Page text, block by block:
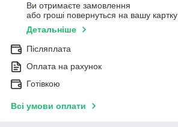
Ви отримаєте замовлення
або гроші повернуться на вашу картку
Детальніше
Післяплата
Оплата на рахунок
Готівкою
Всі умови оплати